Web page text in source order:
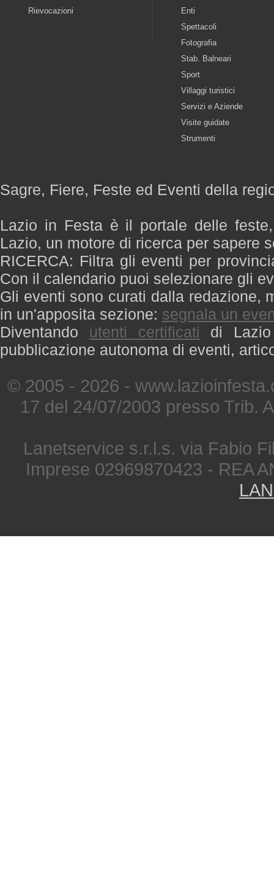
Rievocazioni
Enti
Spettacoli
Fotografia
Stab. Balneari
Sport
Villaggi turistici
Servizi e Aziende
Visite guidate
Strumenti
Sagre, Fiere, Feste ed Eventi della
Lazio in Festa è il portale delle
Lazio, un motore di ricerca per sapere
RICERCA: Filtra gli eventi per
Con il calendario puoi selezionare gli
Gli eventi sono curati dalla redazione,
in un'apposita sezione: segnala un
Diventando utenti certificati di
pubblicazione autonoma di eventi,
© 2005 - 2026 -
17 del 24/07/2003 presso Trib.
Lanetservice s.r.l.s. via Fabio
Imprese 02969870423 - REA